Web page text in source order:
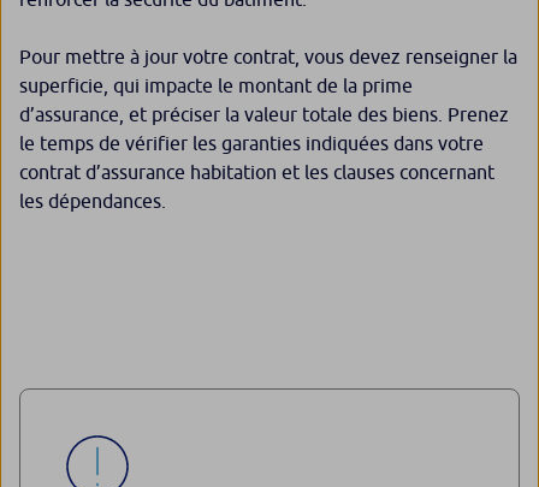
Pour mettre à jour votre contrat, vous devez renseigner la
superficie, qui impacte le montant de la prime
d’assurance, et préciser la valeur totale des biens. Prenez
le temps de vérifier les garanties indiquées dans votre
contrat d’assurance habitation et les clauses concernant
les dépendances.